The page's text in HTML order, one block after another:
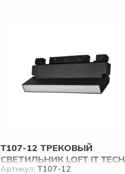
T107-12 ТРЕКОВЫЙ
СВЕТИЛЬНИК LOFT IT TECH
Артикул: T107-12